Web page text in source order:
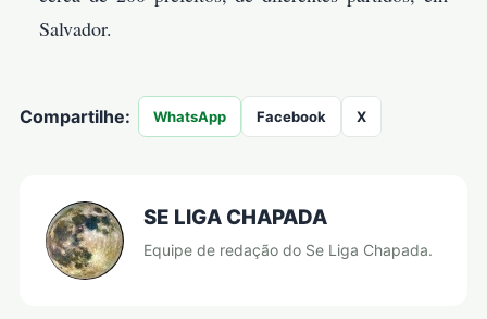
Salvador.
Compartilhe: WhatsApp Facebook X
SE LIGA CHAPADA
Equipe de redação do Se Liga Chapada.